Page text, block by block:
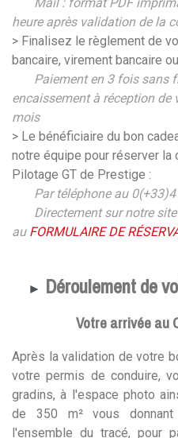
heure après validation de la
> Finalisez le règlement de
bancaire, virement bancaire
Paiement en 3 fois sans
encaissement à réception de
mois
> Le bénéficiaire du bon
notre équipe pour réserver la
Pilotage GT de Prestige :
Par téléphone au
Directement sur notre site
au FORMULAIRE DE
► Déroulement de
Votre arrivée au
Après la validation de votre
votre permis de conduire,
gradins, à l'espace photo
de 350 m² vous
l'ensemble du tracé, pour